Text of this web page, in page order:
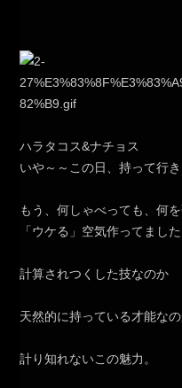
ハラタコス&ナチョス
いや～～この日、持って行
もう、何しゃべっても、何を
「ウケる」空気作ってまし
計算されつくした技なのか
天然的に持っている才能なの
計り知れないこの魅力。